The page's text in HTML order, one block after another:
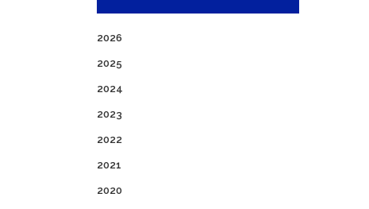
2026
2025
2024
2023
2022
2021
2020